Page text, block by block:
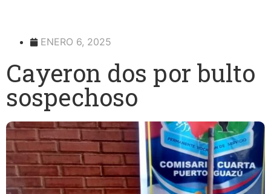
ENERO 6, 2025
Cayeron dos por bulto
sospechoso